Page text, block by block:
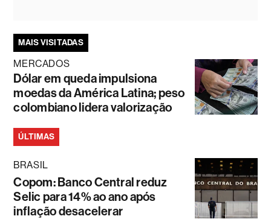
MAIS VISITADAS
MERCADOS
Dólar em queda impulsiona
moedas da América Latina; peso
colombiano lidera valorização
ÚLTIMAS
BRASIL
Copom: Banco Central reduz
Selic para 14% ao ano após
inflação desacelerar